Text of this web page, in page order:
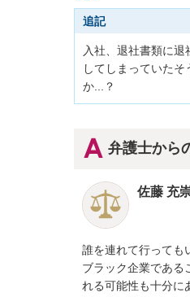
追記
入社、退社書類に
してしまっていた
か...？
弁護士から
佐藤 充
誰を連れて行っても
ブラック企業である
れる可能性も十分に